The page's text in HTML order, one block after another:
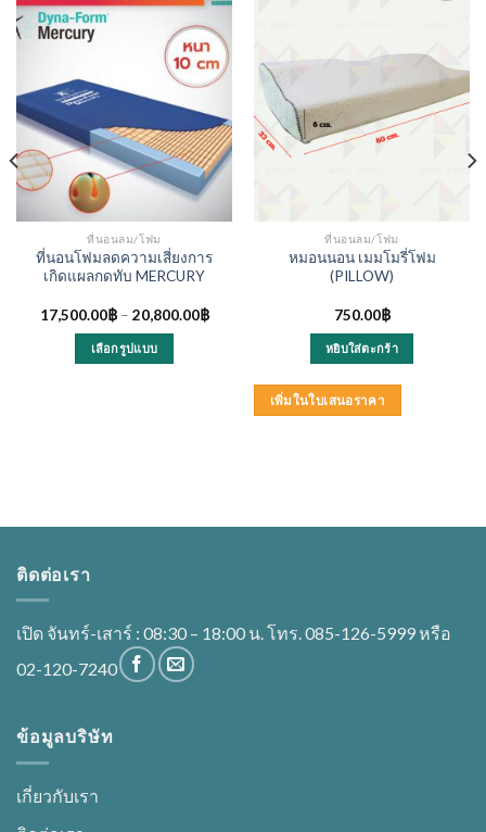
ที่นอนลม/โฟม
ที่นอนโฟมลดความเสี่ยงการ
เกิดแผลกดทับ MERCURY
17,500.00฿– 20,800.00฿
เลือกรูปแบบ
the
product
page
ที่นอนลม/โฟม
หมอนนอน เมมโมรี่โฟม
(PILLOW)
750.00฿
หยิบใส่ตะกร้า
เพิ่มในใบเสนอราคา
ติดต่อเรา
เปิด จันทร์-เสาร์ : 08:30 – 18:00 น. โทร. 085-126-5999 หรือ
02-120-7240
ข้อมูลบริษัท
เกี่ยวกับเรา